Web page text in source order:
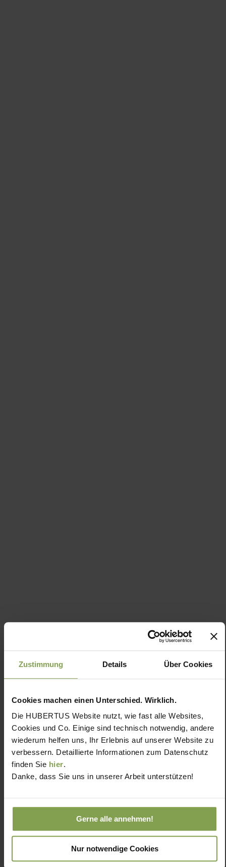
Zustimmung Details Über Cookies
Cookies machen einen Unterschied. Wirklich.
Die HUBERTUS Website nutzt, wie fast alle Websites,
Cookies und Co. Einige sind technisch notwendig, andere
wiederum helfen uns, Ihr Erlebnis auf unserer Website zu
verbessern. Detaillierte Informationen zum Datenschutz
finden Sie hier.
Danke, dass Sie uns in unserer Arbeit unterstützen!
Gerne alle annehmen!
Nur notwendige Cookies